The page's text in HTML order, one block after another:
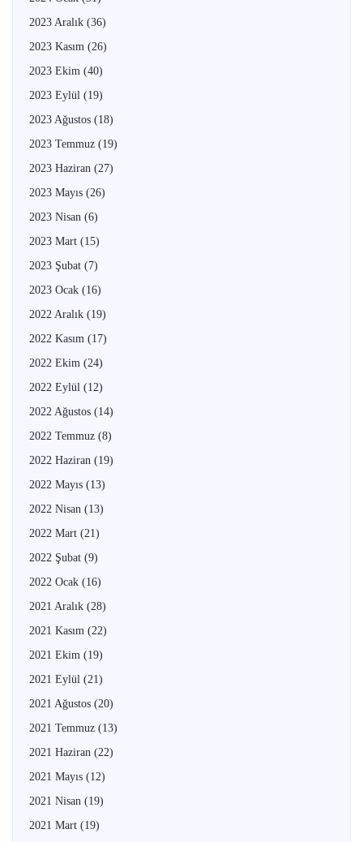
2023 Aralık (36)
2023 Kasım (26)
2023 Ekim (40)
2023 Eylül (19)
2023 Ağustos (18)
2023 Temmuz (19)
2023 Haziran (27)
2023 Mayıs (26)
2023 Nisan (6)
2023 Mart (15)
2023 Şubat (7)
2023 Ocak (16)
2022 Aralık (19)
2022 Kasım (17)
2022 Ekim (24)
2022 Eylül (12)
2022 Ağustos (14)
2022 Temmuz (8)
2022 Haziran (19)
2022 Mayıs (13)
2022 Nisan (13)
2022 Mart (21)
2022 Şubat (9)
2022 Ocak (16)
2021 Aralık (28)
2021 Kasım (22)
2021 Ekim (19)
2021 Eylül (21)
2021 Ağustos (20)
2021 Temmuz (13)
2021 Haziran (22)
2021 Mayıs (12)
2021 Nisan (19)
2021 Mart (19)